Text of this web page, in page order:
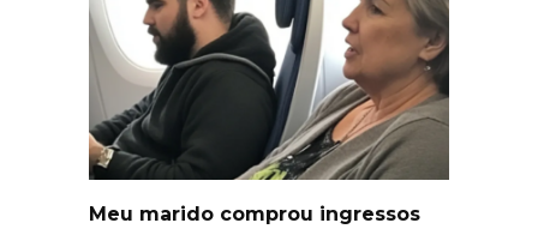
Meu marido comprou ingressos